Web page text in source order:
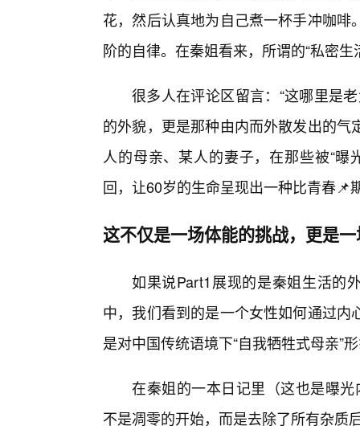
花，然后认真地为自己煮一杯手冲咖
阶的自律。在秦姐看来，所谓的“私密
很多人在评论区留言：“这哪里是
的外貌，更是那种由内而外散发出的
人的母亲、某人的妻子，在那些被“
回，让60岁的生命呈现出一种比青春📌
这不仅是一场体能的挑战，更是
如果说Part1展现的是秦姐生活的
中，我们看到的是一个女性如何通过
是对中国传统语境下“自我牺牲式母亲”
在秦姐的一本日记里（这也是曝
不是凋零的开始，而是去除了所有杂质